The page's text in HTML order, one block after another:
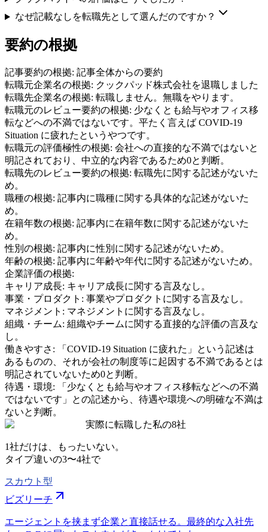
なぜ記載なしを転職先として選んだのですか？
要約の根拠
記事要約の根拠: 記事全体からの要約
転職元企業名の根拠: クックパッド株式会社を退職しました
転職先企業名の根拠: 転職しません。無職をやります。
転職元のレビュー要約の根拠: 少なくとも給与やオフィス移
転などへの不満ではないです。平たく言えば COVID-19
Situation に疲れたというやつです。
転職元の評価極性の根拠: 会社への直接的な不満ではないと
明記されており、中立的な内容であるため0と判断。
転職先のレビュー要約の根拠: 転職先に関する記述がないた
め。
職種の根拠: 記事内に職種に関する具体的な記述がないた
め。
在籍年数の根拠: 記事内に在籍年数に関する記述がないた
め。
性別の根拠: 記事内に性別に関する記述がないため。
年齢の根拠: 記事内に年齢や年代に関する記述がないため。
企業評価の根拠:
キャリア成長: キャリア成長に関する言及なし。
事業・プロダクト : 事業やプロダクトに関する言及なし。
マネジメント : マネジメントに関する言及なし。
組織・チーム: 組織やチームに関する直接的な評価の言及な
し。
働きやすさ :
「COVID-19 Situation に疲れた」という記述は
あるものの、それが会社の制度等に起因する不満であるとは
明記されていないため0と判断。
待遇・環境:
「少なくとも給与やオフィス移転などへの不満
ではないです」との記述から、待遇や環境への明確な不満は
ないと判断。
実際に転職した私の8社
1社だけは、もったいない。
タイプ違いの3〜4社で
スカウト型
ビズリーチ
エージェントを挟まず企業と直接話せる。最終的な入社先